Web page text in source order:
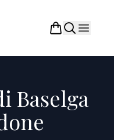
Baselga